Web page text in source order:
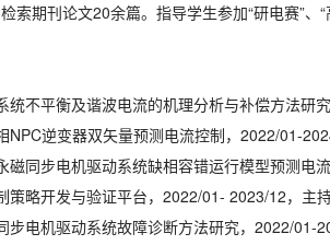
期刊论文20余篇。指导学生参加“研电赛”、“
不平衡及谐波电流的机理分析与补偿方法研
逆变器双矢量预测电流控制，2022/01-
同步电机驱动系统缺相容错运行模型预测电
策略开发与验证平台，2022/01- 2023/12，主
电机驱动系统故障诊断方法研究，2022/01-